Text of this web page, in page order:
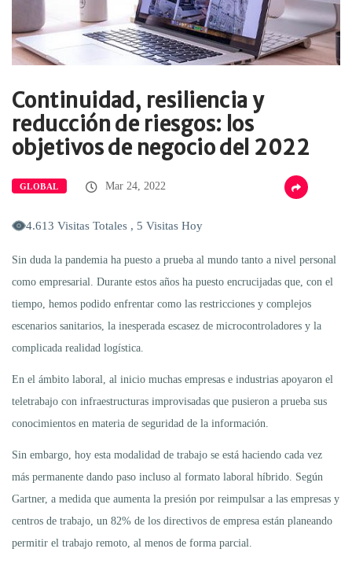
Continuidad, resiliencia y
reducción de riesgos: los
objetivos de negocio del 2022
GLOBAL Mar 24, 2022
4.613 Visitas Totales , 5 Visitas Hoy
Sin duda la pandemia ha puesto a prueba al mundo tanto a nivel personal
como empresarial. Durante estos años ha puesto encrucijadas que, con el
tiempo, hemos podido enfrentar como las restricciones y complejos
escenarios sanitarios, la inesperada escasez de microcontroladores y la
complicada realidad logística.
En el ámbito laboral, al inicio muchas empresas e industrias apoyaron el
teletrabajo con infraestructuras improvisadas que pusieron a prueba sus
conocimientos en materia de seguridad de la información.
Sin embargo, hoy esta modalidad de trabajo se está haciendo cada vez
más permanente dando paso incluso al formato laboral híbrido. Según
Gartner, a medida que aumenta la presión por reimpulsar a las empresas y
centros de trabajo, un 82% de los directivos de empresa están planeando
permitir el trabajo remoto, al menos de forma parcial.